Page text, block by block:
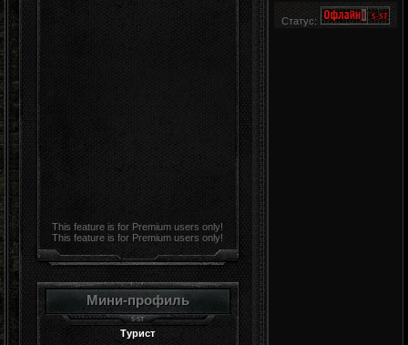
This feature is for Premium users only!
This feature is for Premium users only!
Мини-профиль
Турист
Статус: